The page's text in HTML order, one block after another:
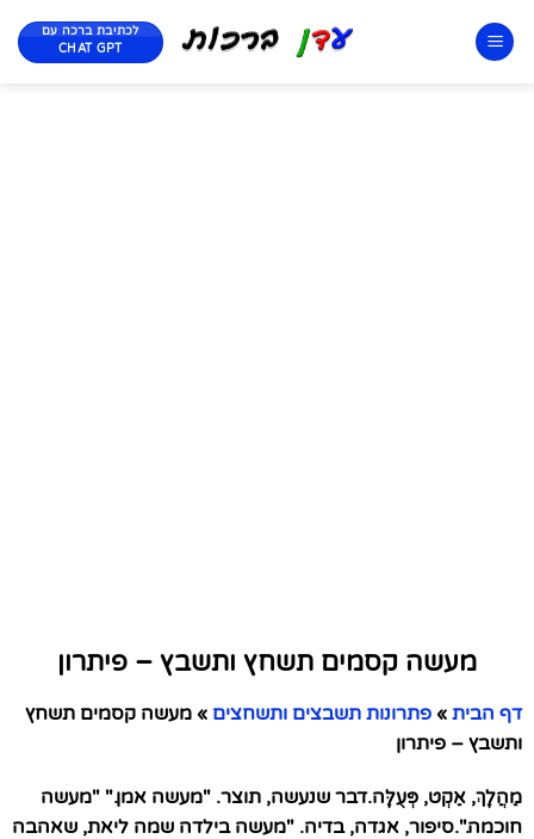
לכתיבת ברכה עם
CHAT GPT
מעשה קסמים תשחץ ותשבץ – פיתרון
דף הבית » פתרונות תשבצים ותשחצים » מעשה קסמים תשחץ
ותשבץ – פיתרון
מַהֲלָךְ, אַקְט, פְּעֻלָּה.דבר שנעשה, תוצר. "מעשה אמן." "מעשה
חוכמה.".סיפור, אגדה, בדיה. "מעשה בילדה שמה ליאת, שאהבה